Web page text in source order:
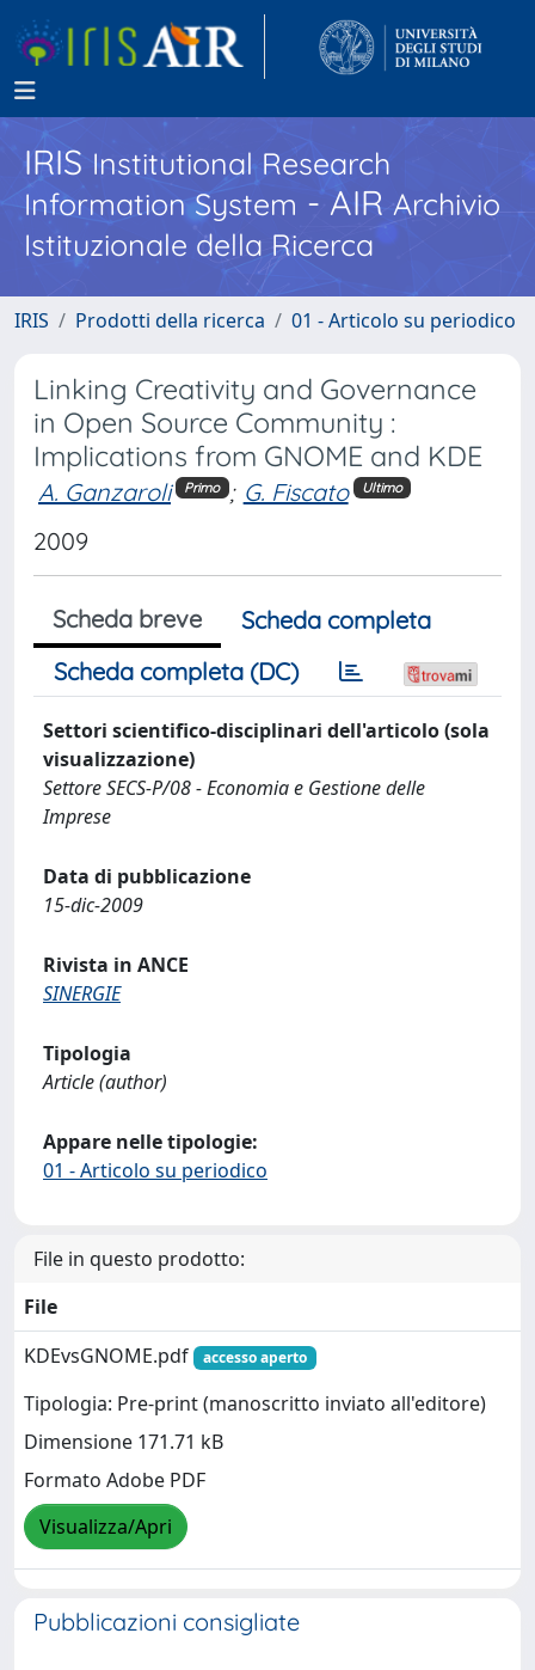
IRISInstitutional Research
Information System - AIR Archivio
Istituzionale della Ricerca
IRIS Prodotti della ricerca 01 - Articolo su periodico
Linking Creativity and Governance
in Open Source Community :
Implications from GNOME and KDE
A. Ganzaroli Primo ; G. Fiscato Ultimo
2009
Scheda breve
Scheda completa
Scheda completa (DC)
Settori scientifico-disciplinari dell'articolo (sola
visualizzazione)
Settore SECS-P/08 - Economia e Gestione delle
Imprese
Data di pubblicazione
15-dic-2009
Rivista in ANCE
SINERGIE
Tipologia
Article (author)
Appare nelle tipologie:
01 - Articolo su periodico
File in questo prodotto:
File
KDEvsGNOME.pdf
accesso aperto
Tipologia: Pre-print (manoscritto inviato all'editore)
Dimensione 171.71 kB
Formato Adobe PDF
Visualizza/Apri
Pubblicazioni consigliate